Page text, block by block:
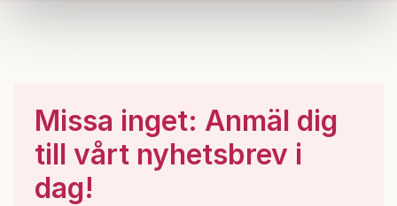
Missa inget: Anmäl dig
till vårt nyhetsbrev i
dag!